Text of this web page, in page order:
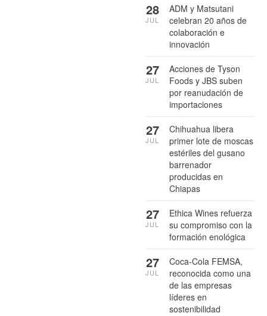
ADM y Matsutani
celebran 20 años de
colaboración e
innovación
28
JUL
Acciones de Tyson
Foods y JBS suben
por reanudación de
importaciones
27
JUL
Chihuahua libera
primer lote de moscas
estériles del gusano
barrenador
producidas en
Chiapas
27
JUL
Ethica Wines refuerza
su compromiso con la
formación enológica
27
JUL
Coca-Cola FEMSA,
reconocida como una
de las empresas
líderes en
sostenibilidad
27
JUL